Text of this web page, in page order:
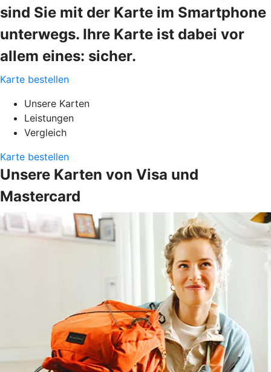
sind Sie mit der Karte im Smartphone
unterwegs. Ihre Karte ist dabei vor
allem eines: sicher.
Karte bestellen
Unsere Karten
Leistungen
Vergleich
Karte bestellen
Unsere Karten von Visa und
Mastercard